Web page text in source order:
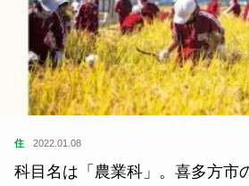
住 2022.01.08
科目名は「農業科」。喜多方市